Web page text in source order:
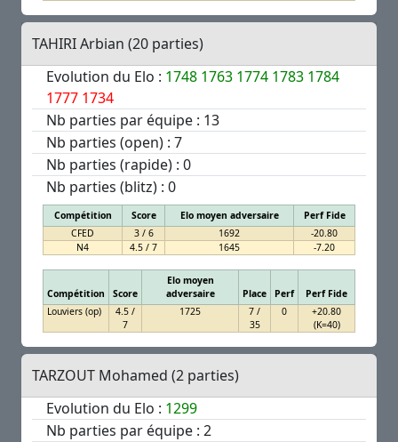
TAHIRI Arbian (20 parties)
Evolution du Elo : 1748 1763 1774 1783 1784
1777 1734
Nb parties par équipe : 13
Nb parties (open) : 7
Nb parties (rapide) : 0
Nb parties (blitz) : 0
Compétition Score Elo moyen adversaire
Perf Fide
CFED
3 / 6 1692
-20.80
N4
4.5 / 7 1645 -7.20
Compétition Score
Elo moyen
adversaire
Place Perf
Perf Fide
Louviers (op)
4.5 /
7
1725
7 /
35
0
+20.80
(K=40)
TARZOUT Mohamed (2 parties)
Evolution du Elo : 1299
Nb parties par équipe : 2